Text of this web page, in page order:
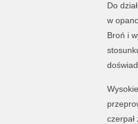
Do
w
Broń i